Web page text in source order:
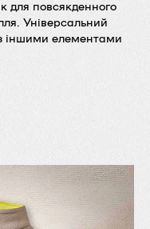
для повсякденного
Універсальний
іншими елементами